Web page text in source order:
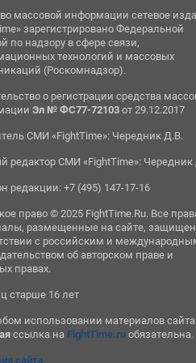
массовой информации сетевое
зарегистрировано Федеральной
по надзору в сфере связи,
технологий и массовых
(Роскомнадзор).
о регистрации средства
Эл № ФС77-72103 от 29.12.2017
СМИ «FightTime»: Чередник Д.В.
редактор СМИ «FightTime»: Чередник
редакции: +7 (495) 147-17-16
право © 2025 FightTime.Ru. Все
размещенные на сайте,
с российским и
об авторском праве и
правах.
старше 16 лет
использовании материалов сайта
ссылка на FightTime.ru обязательна.
сайта